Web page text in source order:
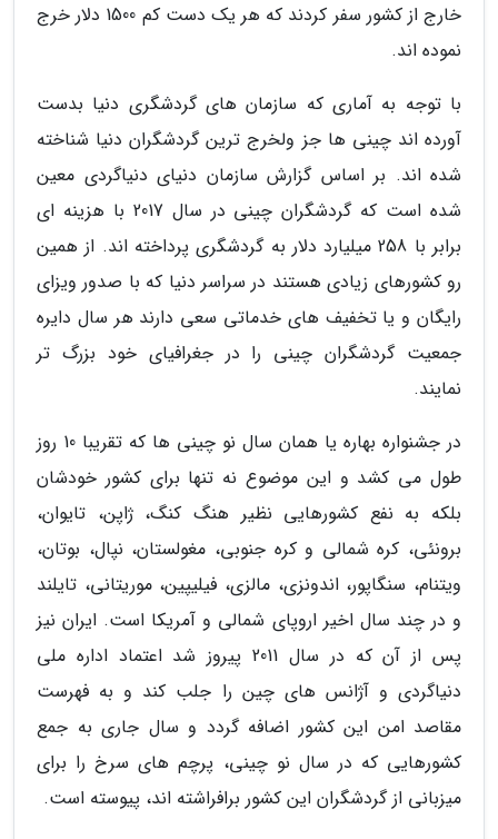
خارج از کشور سفر کردند که هر یک دست کم 1500 دلار خرج
نموده اند.
با توجه به آماری که سازمان های گردشگری دنیا بدست
آورده اند چینی ها جز ولخرج ترین گردشگران دنیا شناخته
شده اند. بر اساس گزارش سازمان دنیای دنیاگردی معین
شده است که گردشگران چینی در سال 2017 با هزینه ای
برابر با 258 میلیارد دلار به گردشگری پرداخته اند. از همین
رو کشورهای زیادی هستند در سراسر دنیا که با صدور ویزای
رایگان و یا تخفیف های خدماتی سعی دارند هر سال دایره
جمعیت گردشگران چینی را در جغرافیای خود بزرگ تر
نمایند.
در جشنواره بهاره یا همان سال نو چینی ها که تقریبا 10 روز
طول می کشد و این موضوع نه تنها برای کشور خودشان
بلکه به نفع کشورهایی نظیر هنگ کنگ، ژاپن، تایوان،
برونئی، کره شمالی و کره جنوبی، مغولستان، نپال، بوتان،
ویتنام، سنگاپور، اندونزی، مالزی، فیلیپین، موریتانی، تایلند
و در چند سال اخیر اروپای شمالی و آمریکا است. ایران نیز
پس از آن که در سال 2011 پیروز شد اعتماد اداره ملی
دنیاگردی و آژانس های چین را جلب کند و به فهرست
مقاصد امن این کشور اضافه گردد و سال جاری به جمع
کشورهایی که در سال نو چینی، پرچم های سرخ را برای
میزبانی از گردشگران این کشور برافراشته اند، پیوسته است.